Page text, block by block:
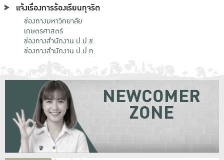
แจ้งเรื่องการร้องเรียนทุจริต
ช่องทางมหาวิทยาลัย
เกษตรศาสตร์
ช่องทางสำนักงาน ป.ป.ช.
ช่องทางสำนักงาน ป.ป.ท.
NEWCOMER
ZONE